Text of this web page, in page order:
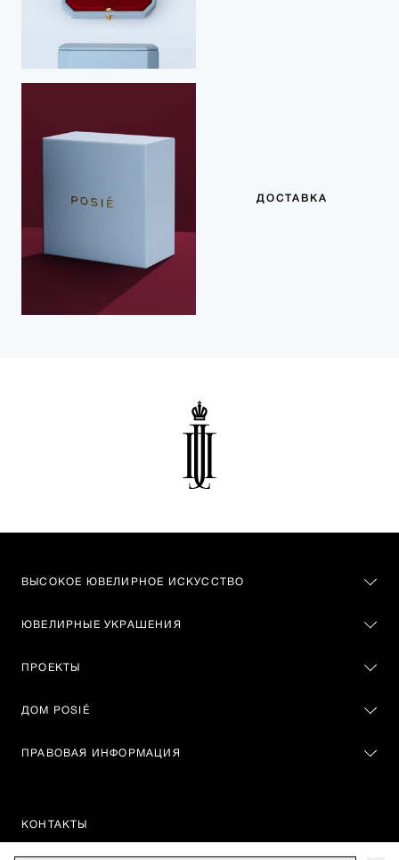
ДОСТАВКА
ВЫСОКОЕ ЮВЕЛИРНОЕ ИСКУССТВО
ЮВЕЛИРНЫЕ УКРАШЕНИЯ
ПРОЕКТЫ
ДОМ POSIÉ
ПРАВОВАЯ ИНФОРМАЦИЯ
КОНТАКТЫ